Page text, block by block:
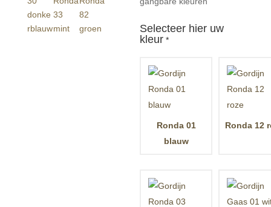
Selecteer hier uw
kleur *
Ronda 01
blauw
Ronda 12